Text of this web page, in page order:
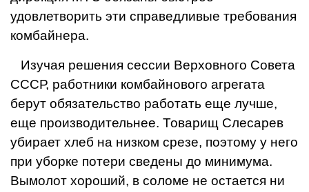
удовлетворить эти справедливые требования
комбайнера.
Изучая решения сессии Верховного Совета
СССР, работники комбайнового агрегата
берут обязательство работать еще лучше,
еще производительнее. Товарищ Слесарев
убирает хлеб на низком срезе, поэтому у него
при уборке потери сведены до минимума.
Вымолот хороший, в соломе не остается ни